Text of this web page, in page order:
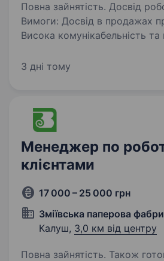
Повна зайнятість. Досвід
Вимоги: Досвід в продажах принаймні 1 рік;
Висока комунікабельність та
виробів буде перевагою; Вміння працювати
3 дні тому
Менеджер по
клієнтами
17 000 – 25 000 грн
Зміївська паперова
Калуш, 3,0 км від центру
Повна зайнятість. Також